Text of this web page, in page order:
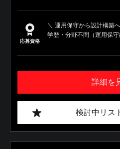
応募資格
＼ 運用保守から設計構築
学歴・分野不問（運用保
詳細を
検討中リス